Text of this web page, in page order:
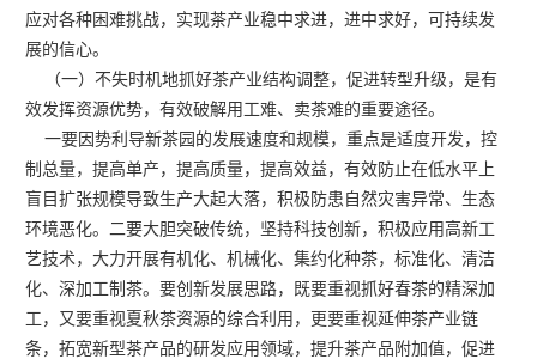
应对各种困难挑战，实现茶产业稳中求进，进中求好，可持续发
展的信心。
（一）不失时机地抓好茶产业结构调整，促进转型升级，是有
效发挥资源优势，有效破解用工难、卖茶难的重要途径。
一要因势利导新茶园的发展速度和规模，重点是适度开发，控
制总量，提高单产，提高质量，提高效益，有效防止在低水平上
盲目扩张规模导致生产大起大落，积极防患自然灾害异常、生态
环境恶化。二要大胆突破传统，坚持科技创新，积极应用高新工
艺技术，大力开展有机化、机械化、集约化种茶，标准化、清洁
化、深加工制茶。要创新发展思路，既要重视抓好春茶的精深加
工，又要重视夏秋茶资源的综合利用，更要重视延伸茶产业链
条，拓宽新型茶产品的研发应用领域，提升茶产品附加值，促进